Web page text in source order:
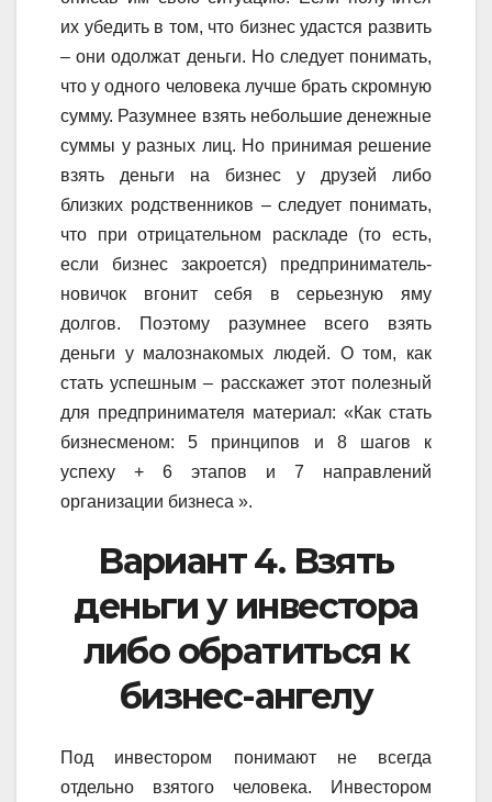
их убедить в том, что бизнес удастся развить
– они одолжат деньги. Но следует понимать,
что у одного человека лучше брать скромную
сумму. Разумнее взять небольшие денежные
суммы у разных лиц. Но принимая решение
взять деньги на бизнес у друзей либо
близких родственников – следует понимать,
что при отрицательном раскладе (то есть,
если бизнес закроется) предприниматель-
новичок вгонит себя в серьезную яму
долгов. Поэтому разумнее всего взять
деньги у малознакомых людей. О том, как
стать успешным – расскажет этот полезный
для предпринимателя материал: «Как стать
бизнесменом: 5 принципов и 8 шагов к
успеху + 6 этапов и 7 направлений
организации бизнеса ».
Вариант 4. Взять
деньги у инвестора
либо обратиться к
бизнес-ангелу
Под инвестором понимают не всегда
отдельно взятого человека. Инвестором